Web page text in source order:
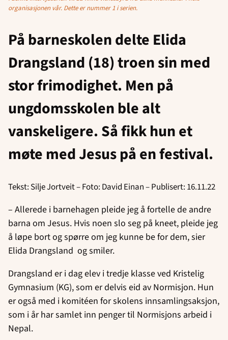
organisasjonen vår. Dette er nummer 1 i serien.
På barneskolen delte Elida
Drangsland (18) troen sin med
stor frimodighet. Men på
ungdomsskolen ble alt
vanskeligere. Så fikk hun et
møte med Jesus på en festival.
Tekst: Silje Jortveit – Foto: David Einan – Publisert: 16.11.22
– Allerede i barnehagen pleide jeg å fortelle de andre
barna om Jesus. Hvis noen slo seg på kneet, pleide jeg
å løpe bort og spørre om jeg kunne be for dem, sier
Elida Drangsland og smiler.
Drangsland er i dag elev i tredje klasse ved Kristelig
Gymnasium (KG), som er delvis eid av Normisjon. Hun
er også med i komitéen for skolens innsamlingsaksjon,
som i år har samlet inn penger til Normisjons arbeid i
Nepal.